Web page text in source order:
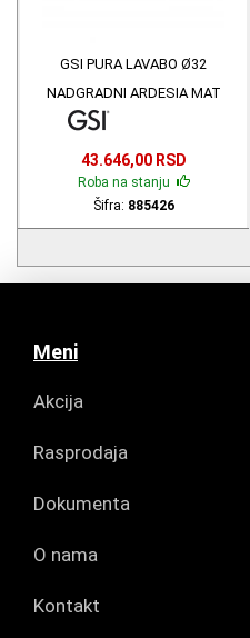
GSI PURA LAVABO Ø32
NADGRADNI ARDESIA MAT
43.646,00 RSD
Roba na stanju
Šifra: 885426
Meni
Akcija
Rasprodaja
Dokumenta
O nama
Kontakt